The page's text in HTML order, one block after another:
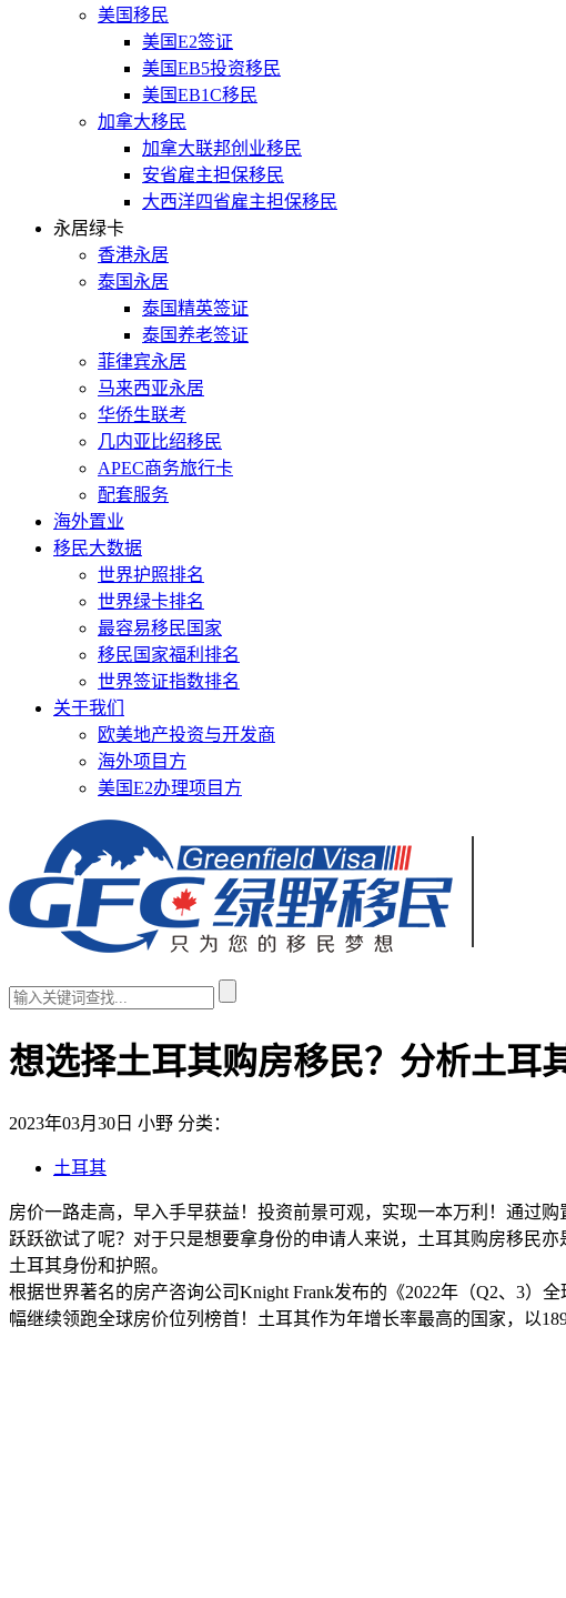
美国移民
美国E2签证
美国EB5投资移民
美国EB1C移民
加拿大移民
加拿大联邦创业移民
安省雇主担保移民
大西洋四省雇主担保移民
永居绿卡
香港永居
泰国永居
泰国精英签证
泰国养老签证
菲律宾永居
马来西亚永居
华侨生联考
几内亚比绍移民
APEC商务旅行卡
配套服务
海外置业
移民大数据
世界护照排名
世界绿卡排名
最容易移民国家
移民国家福利排名
世界签证指数排名
关于我们
欧美地产投资与开发商
海外项目方
美国E2办理项目方
想选择土耳其购房移民？分析土耳
2023年03月30日 小野 分类：
土耳其
房价一路走高，早入手早获益！投资前景可观，实现一本万利！通过
跃跃欲试了呢？对于只是想要拿身份的申请人来说，土耳其购房移民
土耳其身份和护照。
根据世界著名的房产咨询公司Knight Frank发布的《2022年（Q2、3）
幅继续领跑全球房价位列榜首！土耳其作为年增长率最高的国家，以